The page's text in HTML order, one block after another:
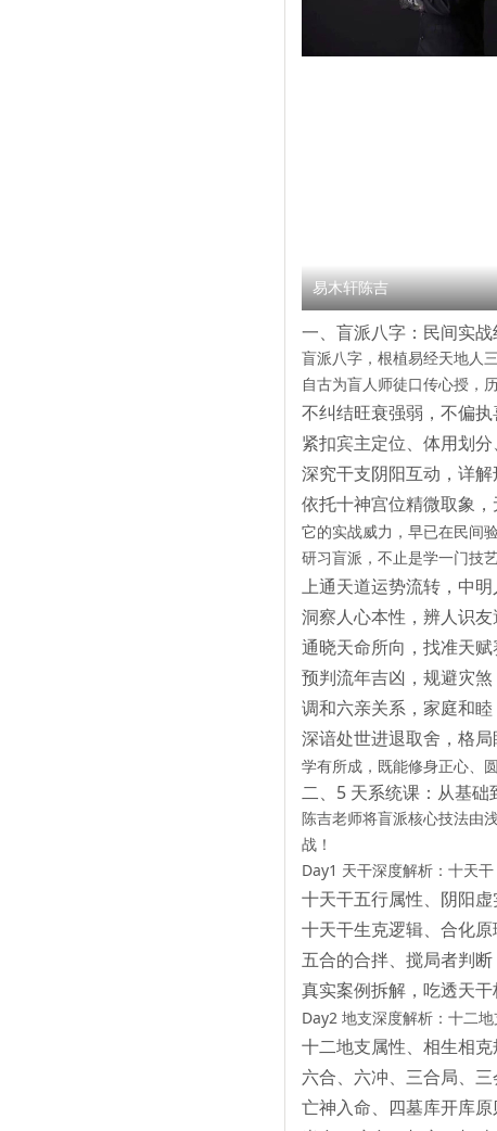
易木轩陈吉
一、盲派八字：民间实
盲派八字，根植易经天地人
自古为盲人师徒口传心授，
不纠结旺衰强弱，不偏
紧扣宾主定位、体用划
深究干支阴阳互动，详
依托十神宫位精微取象，
它的实战威力，早已在民间
研习盲派，不止是学一门技
上通天道运势流转，中
洞察人心本性，辨人识友
通晓天命所向，找准天
预判流年吉凶，规避灾煞
调和六亲关系，家庭和
深谙处世进退取舍，格局
学有所成，既能修身正心、
二、5 天系统课：从基
陈吉老师将盲派核心技法由
战 ！
Day1 天干深度解析：十天
十天干五行属性、阴阳虚
十天干生克逻辑、合化原
五合的合拌、搅局者判断
真实案例拆解，吃透天干
Day2 地支深度解析：十二
十二地支属性、相生相克
六合、六冲、三合局、
亡神入命、四墓库开库原